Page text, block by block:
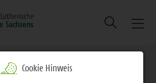
Suche
Handeln
Cookie Hinweis